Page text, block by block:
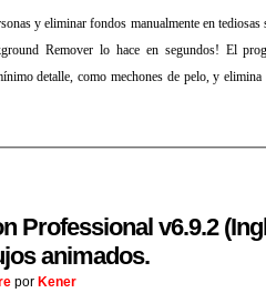
y eliminar fondos manualmente en
Remover lo hace en segundos! El
detalle, como mechones de pelo, y
Professional v6.9.2
animados.
por Kener